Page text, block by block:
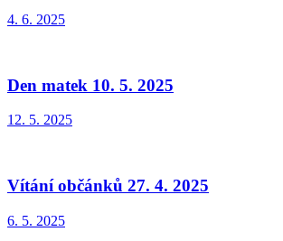
4. 6. 2025
Den matek 10. 5. 2025
12. 5. 2025
Vítání občánků 27. 4. 2025
6. 5. 2025